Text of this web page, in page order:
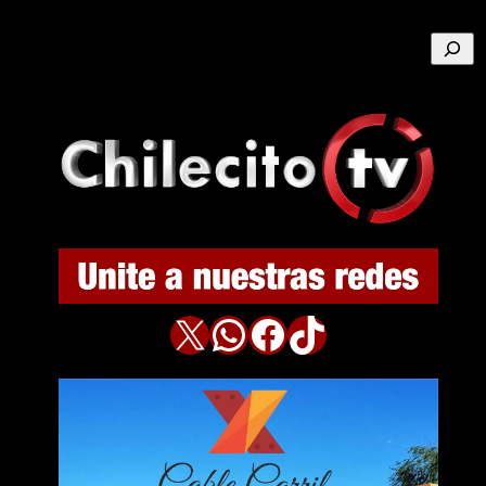
Buscar
X WhatsApp Facebook TikTok